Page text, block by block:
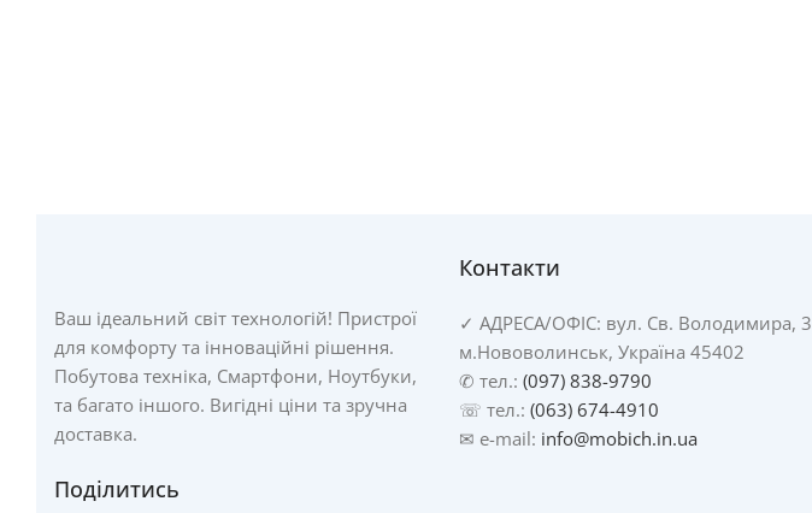
Ваш ідеальний світ технологій! Пристрої
для комфорту та інноваційні рішення.
Побутова техніка, Смартфони, Ноутбуки,
та багато іншого. Вигідні ціни та зручна
доставка.
Поділитись
Контакти
✓ АДРЕСА/ОФІС: вул. Св. Володимира, 3
м.Нововолинськ, Україна 45402
✆ тел.: (097) 838-9790
☏ тел.: (063) 674-4910
✉ e-mail: info@mobich.in.ua